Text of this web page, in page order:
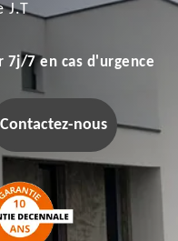
J.T
7j/7 en cas d'urgence
Contactez-nous